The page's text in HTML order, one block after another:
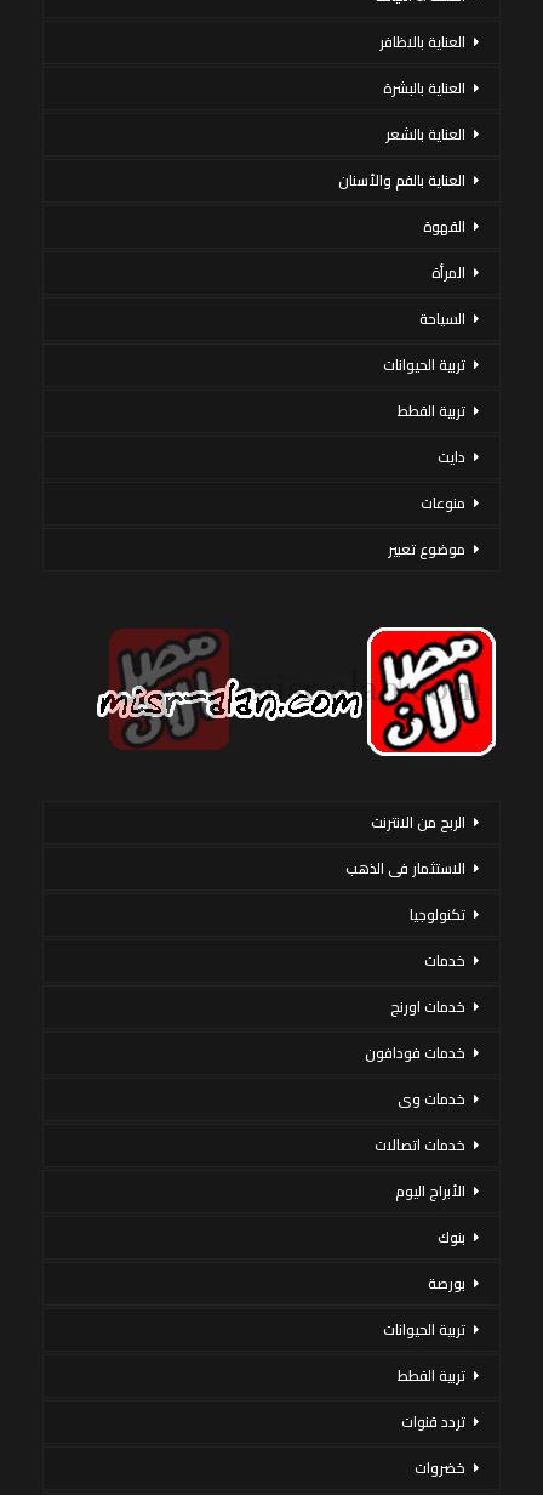
العناية بالاظافر
العناية بالبشرة
العناية بالشعر
العناية بالفم والأسنان
القهوة
المرأة
السياحة
تربية الحيوانات
تربية القطط
دايت
منوعات
موضوع تعبير
الربح من الانترنت
الاستثمار فى الذهب
تكنولوجيا
خدمات
خدمات اورنج
خدمات فودافون
خدمات وى
خدمات اتصالات
الأبراج اليوم
بنوك
بورصة
تربية الحيوانات
تربية القطط
تردد قنوات
خضروات